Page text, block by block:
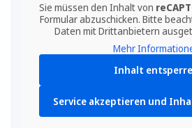
Sie müssen den Inhalt von
Formular abzuschicken. Bitte
Daten mit Drittanbietern
Mehr
Inhalt
Service akzeptieren und